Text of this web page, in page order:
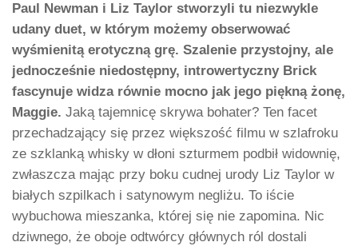
Paul Newman i Liz Taylor stworzyli tu niezwykle
udany duet, w którym możemy obserwować
wyśmienitą erotyczną grę. Szalenie przystojny, ale
jednocześnie niedostępny, introwertyczny Brick
fascynuje widza równie mocno jak jego piękną żonę,
Maggie. Jaką tajemnicę skrywa bohater? Ten facet
przechadzający się przez większość filmu w szlafroku
ze szklanką whisky w dłoni szturmem podbił widownię,
zwłaszcza mając przy boku cudnej urody Liz Taylor w
białych szpilkach i satynowym negliżu. To iście
wybuchowa mieszanka, której się nie zapomina. Nic
dziwnego, że oboje odtwórcy głównych ról dostali